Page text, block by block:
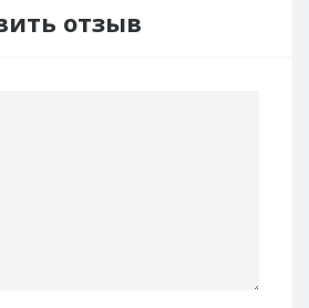
отзыв